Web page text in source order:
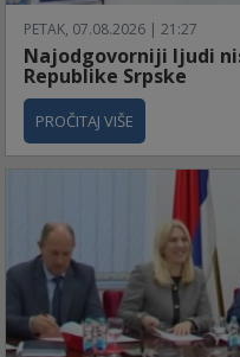
PETAK, 07.08.2026 | 21:27
Najodgovorniji ljudi
Republike Srpske
PROČITAJ VIŠE